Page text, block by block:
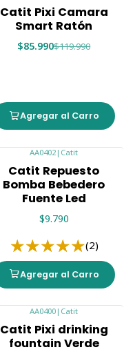
Catit Pixi Camara
Smart Ratón
$85.990$119.990
Agregar al Carro
AA0402| Catit
Catit Repuesto
Bomba Bebedero
Fuente Led
$9.790
(2)
Agregar al Carro
AA0400 | Catit
Catit Pixi drinking
fountain Verde